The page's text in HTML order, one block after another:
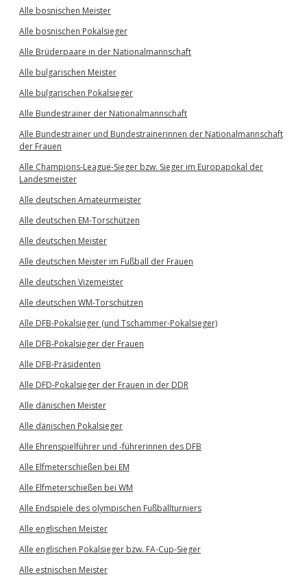
Alle bosnischen Meister
Alle bosnischen Pokalsieger
Alle Brüderpaare in der Nationalmannschaft
Alle bulgarischen Meister
Alle bulgarischen Pokalsieger
Alle Bundestrainer der Nationalmannschaft
Alle Bundestrainer und Bundestrainerinnen der Nationalmannschaft
der Frauen
Alle Champions-League-Sieger bzw. Sieger im Europapokal der
Landesmeister
Alle deutschen Amateurmeister
Alle deutschen EM-Torschützen
Alle deutschen Meister
Alle deutschen Meister im Fußball der Frauen
Alle deutschen Vizemeister
Alle deutschen WM-Torschützen
Alle DFB-Pokalsieger (und Tschammer-Pokalsieger)
Alle DFB-Pokalsieger der Frauen
Alle DFB-Präsidenten
Alle DFD-Pokalsieger der Frauen in der DDR
Alle dänischen Meister
Alle dänischen Pokalsieger
Alle Ehrenspielführer und -führerinnen des DFB
Alle Elfmeterschießen bei EM
Alle Elfmeterschießen bei WM
Alle Endspiele des olympischen Fußballturniers
Alle englischen Meister
Alle englischen Pokalsieger bzw. FA-Cup-Sieger
Alle estnischen Meister